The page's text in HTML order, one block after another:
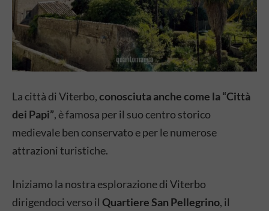
La città di Viterbo,conosciuta anche come la “Città
dei Papi”, è famosa per il suo centro storico
medievale ben conservato e per le numerose
attrazioni turistiche.
Iniziamo la nostra esplorazione di Viterbo
dirigendoci verso il Quartiere San Pellegrino, il